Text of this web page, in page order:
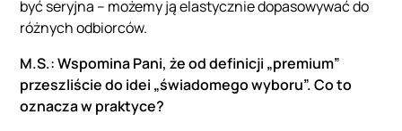
być seryjna – możemy ją elastycznie dopasowywać do
różnych odbiorców.
M.S.: Wspomina Pani, że od definicji „premium”
przeszliście do idei „świadomego wyboru”. Co to
oznacza w praktyce?